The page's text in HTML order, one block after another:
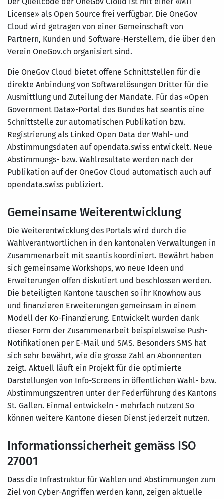
License» als Open Source frei verfügbar. Die OneGov
Cloud wird getragen von einer Gemeinschaft von
Partnern, Kunden und Software-Herstellern, die über den
Verein OneGov.ch organisiert sind.
Die OneGov Cloud bietet offene Schnittstellen für die
direkte Anbindung von Softwarelösungen Dritter für die
Ausmittlung und Zuteilung der Mandate. Für das «Open
Government Data»-Portal des Bundes hat seantis eine
Schnittstelle zur automatischen Publikation bzw.
Registrierung als Linked Open Data der Wahl- und
Abstimmungsdaten auf opendata.swiss entwickelt. Neue
Abstimmungs- bzw. Wahlresultate werden nach der
Publikation auf der OneGov Cloud automatisch auch auf
opendata.swiss publiziert.
Gemeinsame Weiterentwicklung
Die Weiterentwicklung des Portals wird durch die
Wahlverantwortlichen in den kantonalen Verwaltungen in
Zusammenarbeit mit seantis koordiniert. Bewährt haben
sich gemeinsame Workshops, wo neue Ideen und
Erweiterungen offen diskutiert und beschlossen werden.
Die beteiligten Kantone tauschen so ihr Knowhow aus
und finanzieren Erweiterungen gemeinsam in einem
Modell der Ko-Finanzierung. Entwickelt wurden dank
dieser Form der Zusammenarbeit beispielsweise Push-
Notifikationen per E-Mail und SMS. Besonders SMS hat
sich sehr bewährt, wie die grosse Zahl an Abonnenten
zeigt. Aktuell läuft ein Projekt für die optimierte
Darstellungen von Info-Screens in öffentlichen Wahl- bzw.
Abstimmungszentren unter der Federführung des Kantons
St. Gallen. Einmal entwickeln - mehrfach nutzen! So
können weitere Kantone diesen Dienst jederzeit nutzen.
Informationssicherheit gemäss ISO
27001
Dass die Infrastruktur für Wahlen und Abstimmungen zum
Ziel von Cyber-Angriffen werden kann, zeigen aktuelle